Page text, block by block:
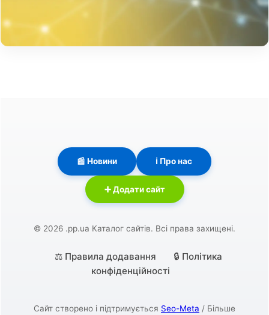
📰 Новини ℹ️ Про нас
➕ Додати сайт
© 2026 .pp.ua Каталог сайтів. Всі права захищені.
⚖️ Правила додавання
🔒 Політика
конфіденційності
Сайт створено і підтримується Seo-Meta / Більше